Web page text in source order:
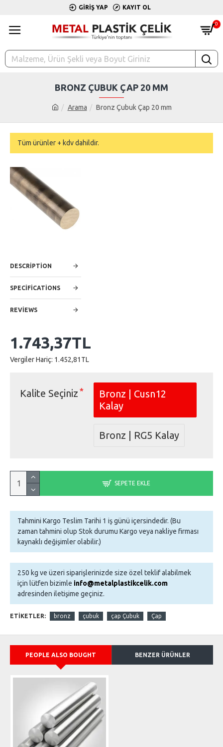
GIRIŞ YAP KAYIT OL
0
Arama Bronz Çubuk Çap 20 mm
BRONZ ÇUBUK ÇAP 20 MM
Tüm ürünler + kdv dahildir.
DESCRIPTION
SPECIFICATIONS
REVIEWS
1.743,37TL
Vergiler Hariç: 1.452,81TL
SEPETE EKLE
Kalite Seçiniz
Bronz | Cusn12
Kalay
Bronz | RG5 Kalay
Tahmini Kargo Teslim Tarihi 1 iş günü içersindedir. (Bu
zaman tahmini olup Stok durumu Kargo veya nakliye firması
kaynaklı değişimler olabilir.)
250 kg ve üzeri siparişlerinizde size özel teklif alabilmek
için lütfen bizimle info@metalplastikcelik.com
adresinden iletişime geçiniz.
ETIKETLER: bronz çubuk çap Çubuk Çap
PEOPLE ALSO BOUGHT BENZER ÜRÜNLER